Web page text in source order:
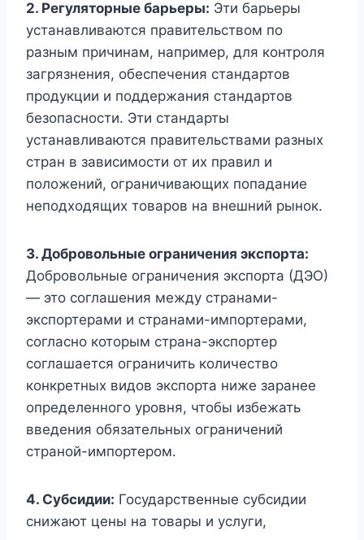
2. Регуляторные барьеры: Эти барьеры
устанавливаются правительством по
разным причинам, например, для контроля
загрязнения, обеспечения стандартов
продукции и поддержания стандартов
безопасности. Эти стандарты
устанавливаются правительствами разных
стран в зависимости от их правил и
положений, ограничивающих попадание
неподходящих товаров на внешний рынок.
3. Добровольные ограничения экспорта:
Добровольные ограничения экспорта (ДЭО)
— это соглашения между странами-
экспортерами и странами-импортерами,
согласно которым страна-экспортер
соглашается ограничить количество
конкретных видов экспорта ниже заранее
определенного уровня, чтобы избежать
введения обязательных ограничений
страной-импортером.
4. Субсидии: Государственные субсидии
снижают цены на товары и услуги,